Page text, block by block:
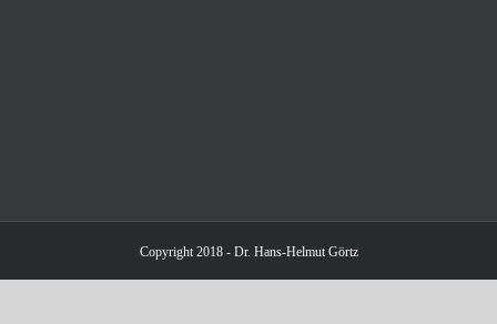
Copyright 2018 - Dr. Hans-Helmut Görtz